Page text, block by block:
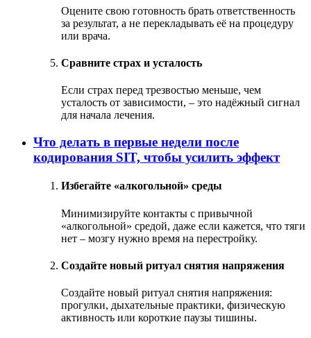
Оцените свою готовность брать ответственность
за результат, а не перекладывать её на процедуру
или врача.
Сравните страх и усталость
Если страх перед трезвостью меньше, чем
усталость от зависимости, – это надёжный сигнал
для начала лечения.
Что делать в первые недели после
кодирования SIT, чтобы усилить эффект
Избегайте «алкогольной» среды
Минимизируйте контакты с привычной
«алкогольной» средой, даже если кажется, что тяги
нет – мозгу нужно время на перестройку.
Создайте новый ритуал снятия напряжения
Создайте новый ритуал снятия напряжения:
прогулки, дыхательные практики, физическую
активность или короткие паузы тишины.